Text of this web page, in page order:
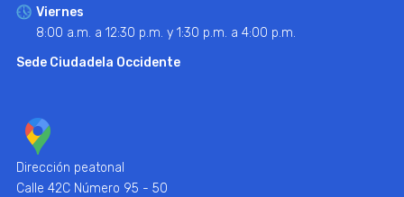
Viernes
8:00 a.m. a 12:30 p.m. y 1:30 p.m. a 4:00 p.m.
Sede Ciudadela Occidente
Dirección peatonal
Calle 42C Número 95 - 50